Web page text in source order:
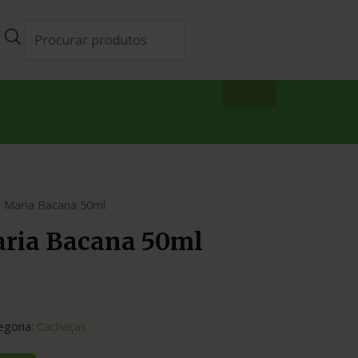
Bacana 50ml
Bacana 50ml
Cachaças